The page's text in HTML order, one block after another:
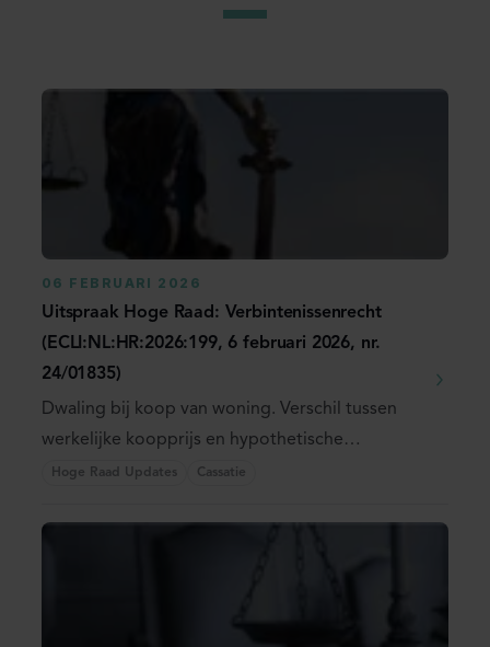
06 FEBRUARI 2026
Uitspraak Hoge Raad: Verbintenissenrecht
(ECLI:NL:HR:2026:199, 6 februari 2026, nr.
24/01835)
Dwaling bij koop van woning. Verschil tussen
werkelijke koopprijs en hypothetische
koopprijs (bij ...
Hoge Raad Updates Cassatie